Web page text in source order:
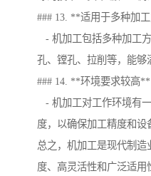
### 13. **适用于多种加
- 机加工包括多种加工
孔、镗孔、拉削等，能够
### 14. **环境要求较高**
- 机加工对工作环境有
度，以确保加工精度和设
总之，机加工是现代制
度、高灵活性和广泛适用